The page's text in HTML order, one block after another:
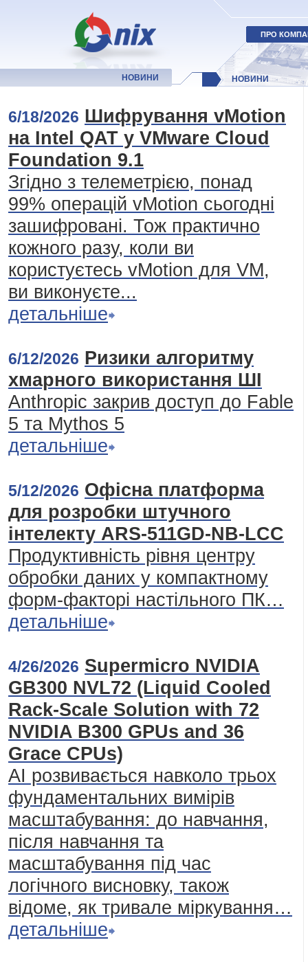
ПРО
НОВИНИ
НОВИНИ
6/18/2026 Шифрування vMotion
на Intel QAT у VMware Cloud
Foundation 9.1
Згідно з телеметрією, понад
99% операцій vMotion сьогодні
зашифровані. Тож практично
кожного разу, коли ви
користуєтесь vMotion для VM,
ви виконуєте...
детальніше
6/12/2026 Ризики алгоритму
хмарного використання ШІ
Anthropic закрив доступ до Fable
5 та Mythos 5
детальніше
5/12/2026 Офісна платформа
для розробки штучного
інтелекту ARS-511GD-NB-LCC
Продуктивність рівня центру
обробки даних у компактному
форм-факторі настільного ПК…
детальніше
4/26/2026 Supermicro NVIDIA
GB300 NVL72 (Liquid Cooled
Rack-Scale Solution with 72
NVIDIA B300 GPUs and 36
Grace CPUs)
AI розвивається навколо трьох
фундаментальних вимірів
масштабування: до навчання,
після навчання та
масштабування під час
логічного висновку, також
відоме, як тривале міркування…
детальніше